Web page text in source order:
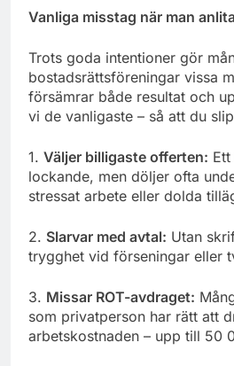
Vanliga misstag när man
Trots goda intentioner gör
bostadsrättsföreningar vissa
försämrar både resultat och
vi de vanligaste – så att du
1. Väljer billigaste offerten:
lockande, men döljer ofta
stressat arbete eller dolda
2. Slarvar med avtal: Utan
trygghet vid förseningar eller
3. Missar ROT-avdraget:
som privatperson har rätt att
arbetskostnaden – upp till 50